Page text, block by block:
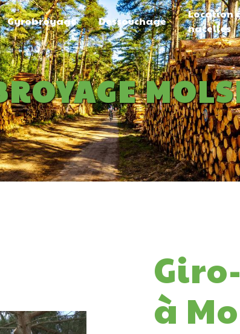
Gyrobroyage Dessouchage
Location
nacelles
à